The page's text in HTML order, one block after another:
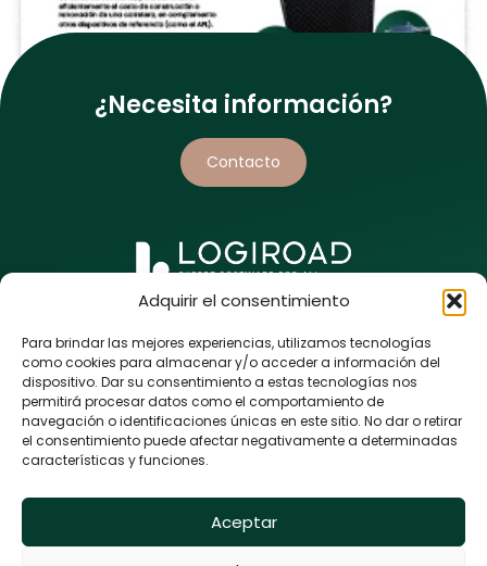
Adquirir el consentimiento
Para brindar las mejores experiencias, utilizamos tecnologías
como cookies para almacenar y/o acceder a información del
dispositivo. Dar su consentimiento a estas tecnologías nos
permitirá procesar datos como el comportamiento de
navegación o identificaciones únicas en este sitio. No dar o retirar
el consentimiento puede afectar negativamente a determinadas
características y funciones.
Aceptar
Establezca su propio perfil longitudinal en la banda de
longitud de onda de las calzadas.
¿Necesita información?
Contacto
5 rue de l’Enclose
44118 La Chevrolière
FRANCIA
+33 (0)9 80 86 43 98